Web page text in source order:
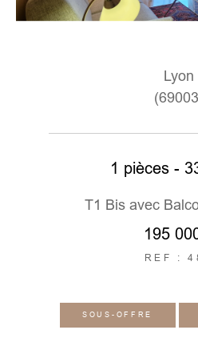
Lyon
1 pièces -
T1 Bis avec
195
REF :
SOUS-OFFRE